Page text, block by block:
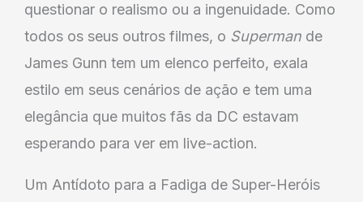
questionar o realismo ou a ingenuidade. Como
todos os seus outros filmes, o Superman de
James Gunn tem um elenco perfeito, exala
estilo em seus cenários de ação e tem uma
elegância que muitos fãs da DC estavam
esperando para ver em live-action.
Um Antídoto para a Fadiga de Super-Heróis